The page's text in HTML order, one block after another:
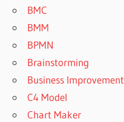
BMC
BMM
BPMN
Brainstorming
Business Improvement
C4 Model
Chart Maker